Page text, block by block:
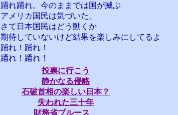
踊れ踊れ。今のままでは国が滅ぶ
アメリカ国民は気づいた。
さて日本国民はどう動くか
期待していないけど結果を楽しみにしてるよ
踊れ！踊れ！
踊れ！踊れ！
投票に行こう
静かなる侵略
石破首相の楽しい日本？
失われた三十年
財務省ブルース